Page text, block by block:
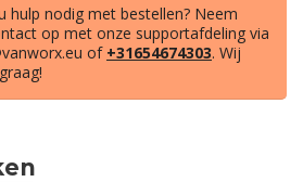
hulp nodig met bestellen? Neem
op met onze supportafdeling via
of +31654674303. Wij